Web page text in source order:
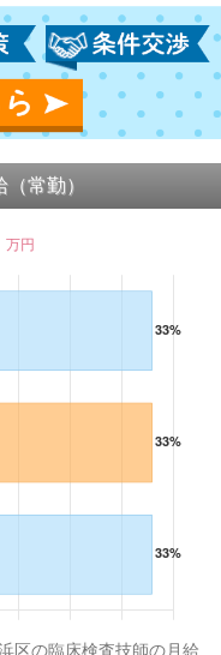
常勤）
万円
区の臨床検査技師の月給